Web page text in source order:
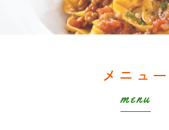
メニュー
menu